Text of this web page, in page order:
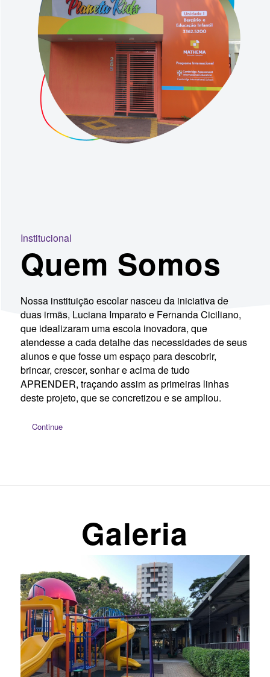
Institucional
Quem Somos
Nossa instituição escolar nasceu da iniciativa de
duas irmãs, Luciana Imparato e Fernanda Ciciliano,
que idealizaram uma escola inovadora, que
atendesse a cada detalhe das necessidades de seus
alunos e que fosse um espaço para descobrir,
brincar, crescer, sonhar e acima de tudo
APRENDER, traçando assim as primeiras linhas
deste projeto, que se concretizou e se ampliou.
Continue
Galeria